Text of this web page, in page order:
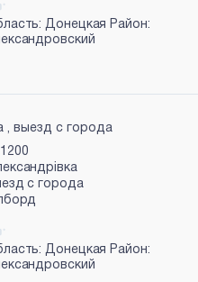
Донецкая Район:
, выезд с города
с города
Донецкая Район: